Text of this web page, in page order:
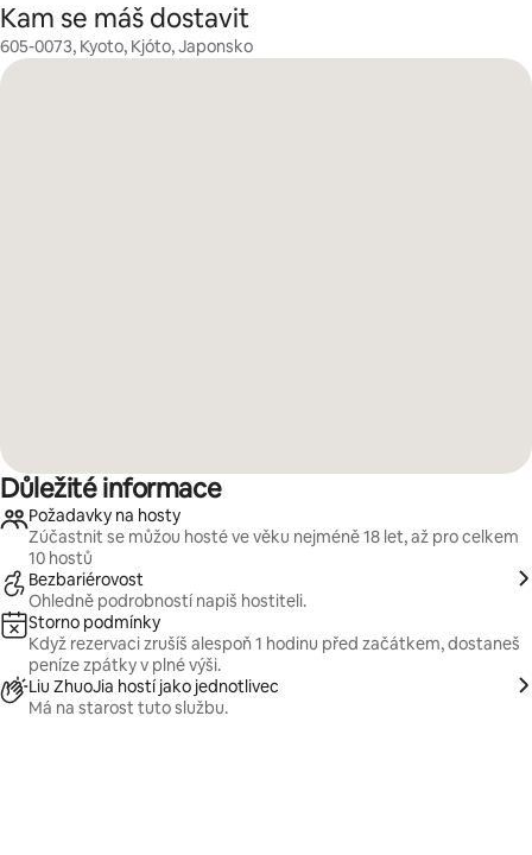
Kam se máš dostavit
605-0073, Kyoto, Kjóto, Japonsko
Důležité informace
Požadavky na hosty
Zúčastnit se můžou hosté ve věku nejméně 18 let, až pro celkem
10 hostů
Bezbariérovost
Ohledně podrobností napiš hostiteli.
Storno podmínky
Když rezervaci zrušíš alespoň 1 hodinu před začátkem, dostaneš
peníze zpátky v plné výši.
Liu ZhuoJia hostí jako jednotlivec
Má na starost tuto službu.